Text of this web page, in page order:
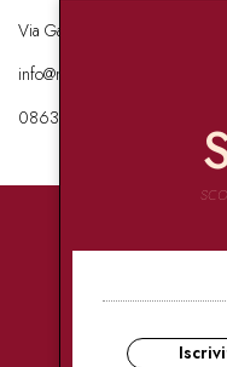
Via Garibaldi 136 67051
info@marynda.com
08631871946
PAGAMENTI